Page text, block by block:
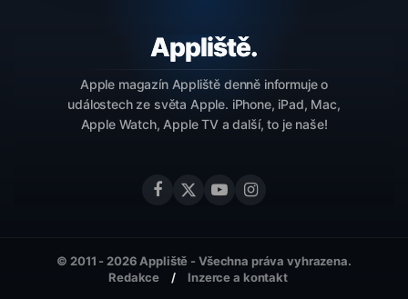
Apple magazín Appliště denně informuje o
událostech ze světa Apple. iPhone, iPad, Mac,
Apple Watch, Apple TV a další, to je naše!
Redakce Inzerce a kontakt
© 2011 - 2026 Appliště - Všechna práva vyhrazena.